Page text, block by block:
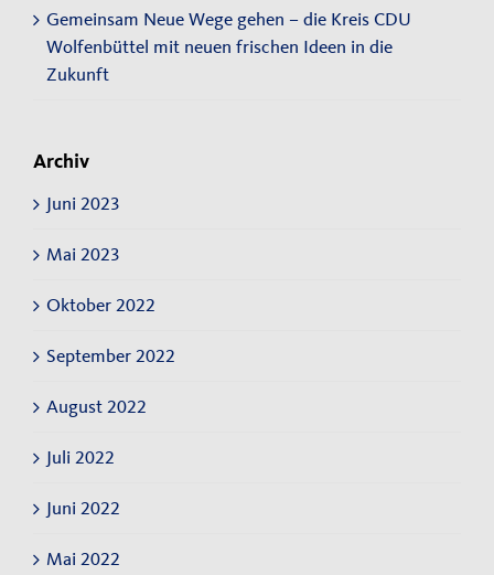
Gemeinsam Neue Wege gehen – die Kreis CDU
Wolfenbüttel mit neuen frischen Ideen in die
Zukunft
Archiv
Juni 2023
Mai 2023
Oktober 2022
September 2022
August 2022
Juli 2022
Juni 2022
Mai 2022